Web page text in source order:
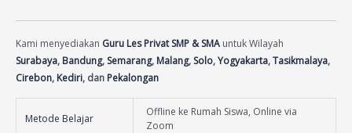
Kami menyediakan Guru Les Privat SMP & SMA untuk Wilayah
Surabaya, Bandung, Semarang, Malang, Solo,Yogyakarta,Tasikmalaya,
Cirebon, Kediri, dan Pekalongan
Metode Belajar
Offline ke Rumah Siswa, Online via
Zoom